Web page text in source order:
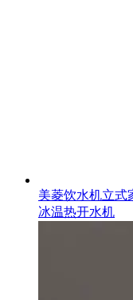
美菱饮水机立式
冰温热开水机